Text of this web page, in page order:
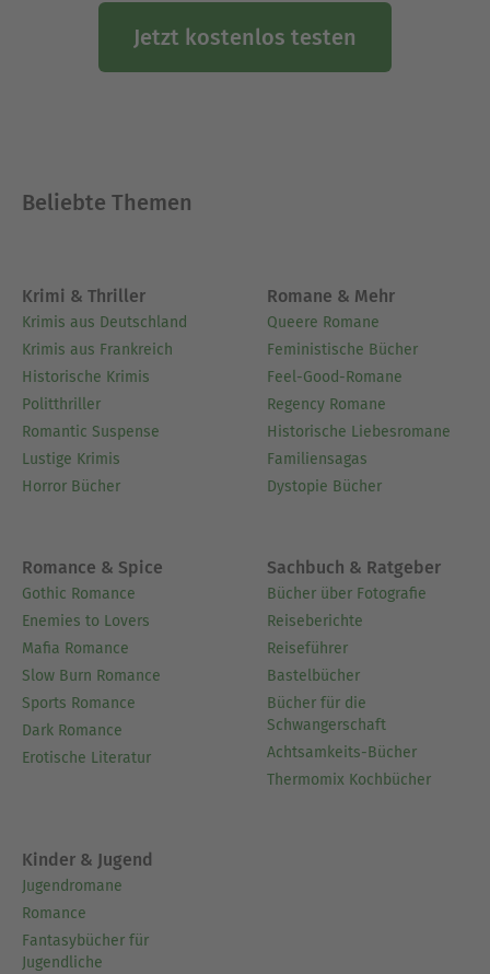
Jetzt kostenlos testen
Beliebte Themen
Krimi & Thriller
Krimis aus Deutschland
Krimis aus Frankreich
Historische Krimis
Politthriller
Romantic Suspense
Lustige Krimis
Horror Bücher
Romane & Mehr
Queere Romane
Feministische Bücher
Feel-Good-Romane
Regency Romane
Historische Liebesromane
Familiensagas
Dystopie Bücher
Romance & Spice
Gothic Romance
Enemies to Lovers
Mafia Romance
Slow Burn Romance
Sports Romance
Dark Romance
Erotische Literatur
Sachbuch & Ratgeber
Bücher über Fotografie
Reiseberichte
Reiseführer
Bastelbücher
Bücher für die
Schwangerschaft
Achtsamkeits-Bücher
Thermomix Kochbücher
Kinder & Jugend
Jugendromane
Romance
Fantasybücher für
Jugendliche